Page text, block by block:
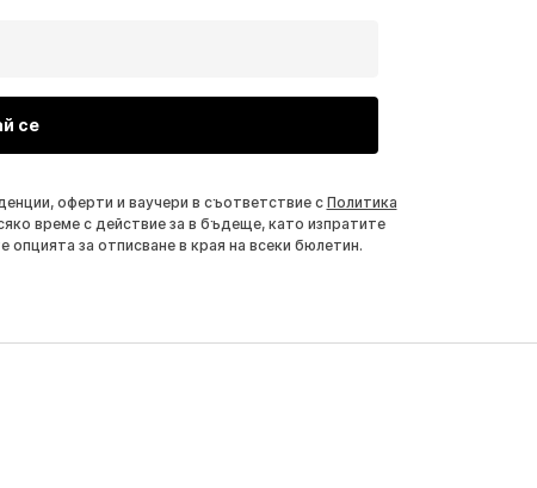
се
оферти и ваучери в съответствие с Политика
време с действие за в бъдеще, като изпратите
опцията за отписване в края на всеки бюлетин.